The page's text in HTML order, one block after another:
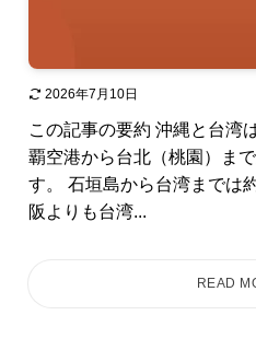
2026年7月10日
この記事の要約 沖縄と台湾
覇空港から台北（桃園）ま
す。 石垣島から台湾までは
阪よりも台湾...